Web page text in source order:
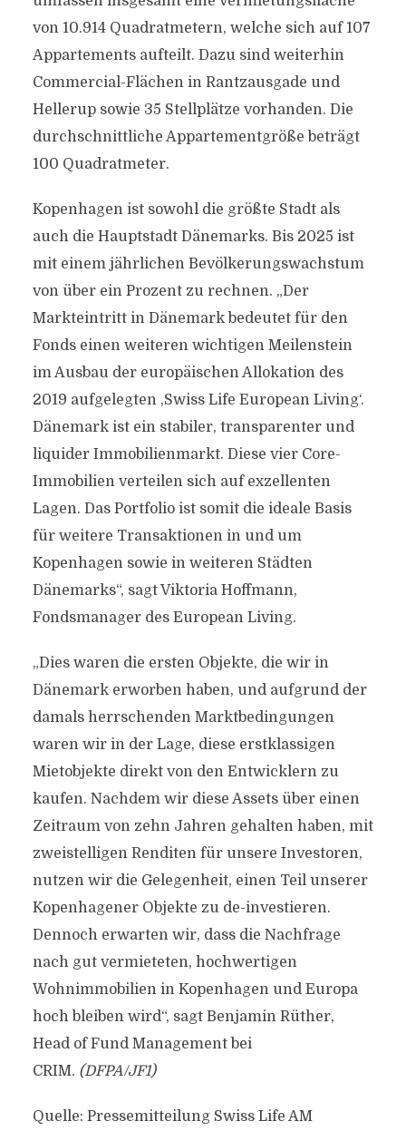
von 10.914 Quadratmetern, welche sich auf 107
Appartements aufteilt. Dazu sind weiterhin
Commercial-Flächen in Rantzausgade und
Hellerup sowie 35 Stellplätze vorhanden. Die
durchschnittliche Appartementgröße beträgt
100 Quadratmeter.
Kopenhagen ist sowohl die größte Stadt als
auch die Hauptstadt Dänemarks. Bis 2025 ist
mit einem jährlichen Bevölkerungswachstum
von über ein Prozent zu rechnen. „Der
Markteintritt in Dänemark bedeutet für den
Fonds einen weiteren wichtigen Meilenstein
im Ausbau der europäischen Allokation des
2019 aufgelegten ,Swiss Life European Living‘.
Dänemark ist ein stabiler, transparenter und
liquider Immobilienmarkt. Diese vier Core-
Immobilien verteilen sich auf exzellenten
Lagen. Das Portfolio ist somit die ideale Basis
für weitere Transaktionen in und um
Kopenhagen sowie in weiteren Städten
Dänemarks“, sagt Viktoria Hoffmann,
Fondsmanager des European Living.
„Dies waren die ersten Objekte, die wir in
Dänemark erworben haben, und aufgrund der
damals herrschenden Marktbedingungen
waren wir in der Lage, diese erstklassigen
Mietobjekte direkt von den Entwicklern zu
kaufen. Nachdem wir diese Assets über einen
Zeitraum von zehn Jahren gehalten haben, mit
zweistelligen Renditen für unsere Investoren,
nutzen wir die Gelegenheit, einen Teil unserer
Kopenhagener Objekte zu de-investieren.
Dennoch erwarten wir, dass die Nachfrage
nach gut vermieteten, hochwertigen
Wohnimmobilien in Kopenhagen und Europa
hoch bleiben wird“, sagt Benjamin Rüther,
Head of Fund Management bei
CRIM. (DFPA/JF1)
Quelle: Pressemitteilung Swiss Life AM